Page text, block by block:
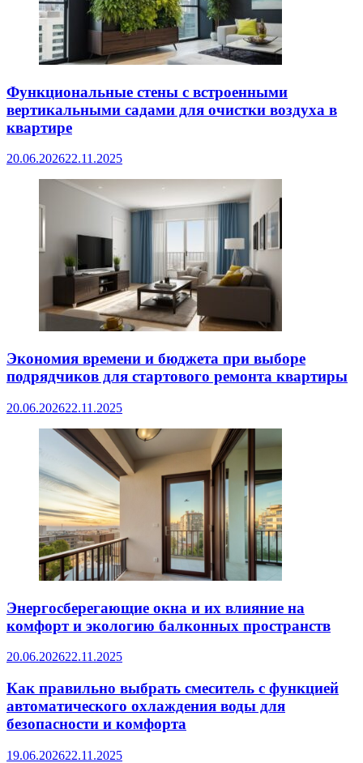
Функциональные стены с встроенными
вертикальными садами для очистки воздуха в
квартире
20.06.202622.11.2025
Экономия времени и бюджета при выборе
подрядчиков для стартового ремонта квартиры
20.06.202622.11.2025
Энергосберегающие окна и их влияние на
комфорт и экологию балконных пространств
20.06.202622.11.2025
Как правильно выбрать смеситель с функцией
автоматического охлаждения воды для
безопасности и комфорта
19.06.202622.11.2025